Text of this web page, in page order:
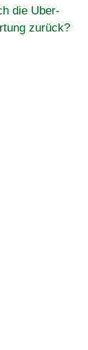
die Uber-
zurück?